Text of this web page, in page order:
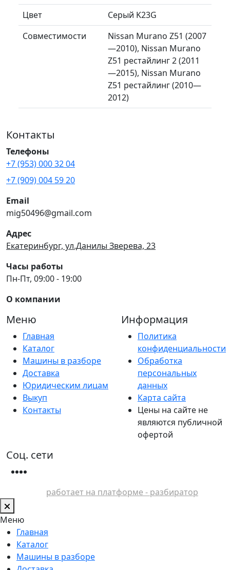
Цвет
Серый K23G
Совместимости
Nissan Murano Z51 (2007
—2010), Nissan Murano
Z51 рестайлинг 2 (2011
—2015), Nissan Murano
Z51 рестайлинг (2010—
2012)
Контакты
Телефоны
+7 (953) 000 32 04
+7 (909) 004 59 20
Email
mig50496@gmail.com
Адрес
Екатеринбург, ул.Данилы Зверева, 23
Часы работы
Пн-Пт, 09:00 - 19:00
О компании
Меню
Главная
Каталог
Машины в разборе
Доставка
Юридическим лицам
Выкуп
Контакты
Информация
Политика
конфиденциальности
Обработка
персональных
данных
Карта сайта
Цены на сайте не
являются публичной
офертой
Соц. сети
работает на платформе - разбиратор
Меню
Главная
Каталог
Машины в разборе